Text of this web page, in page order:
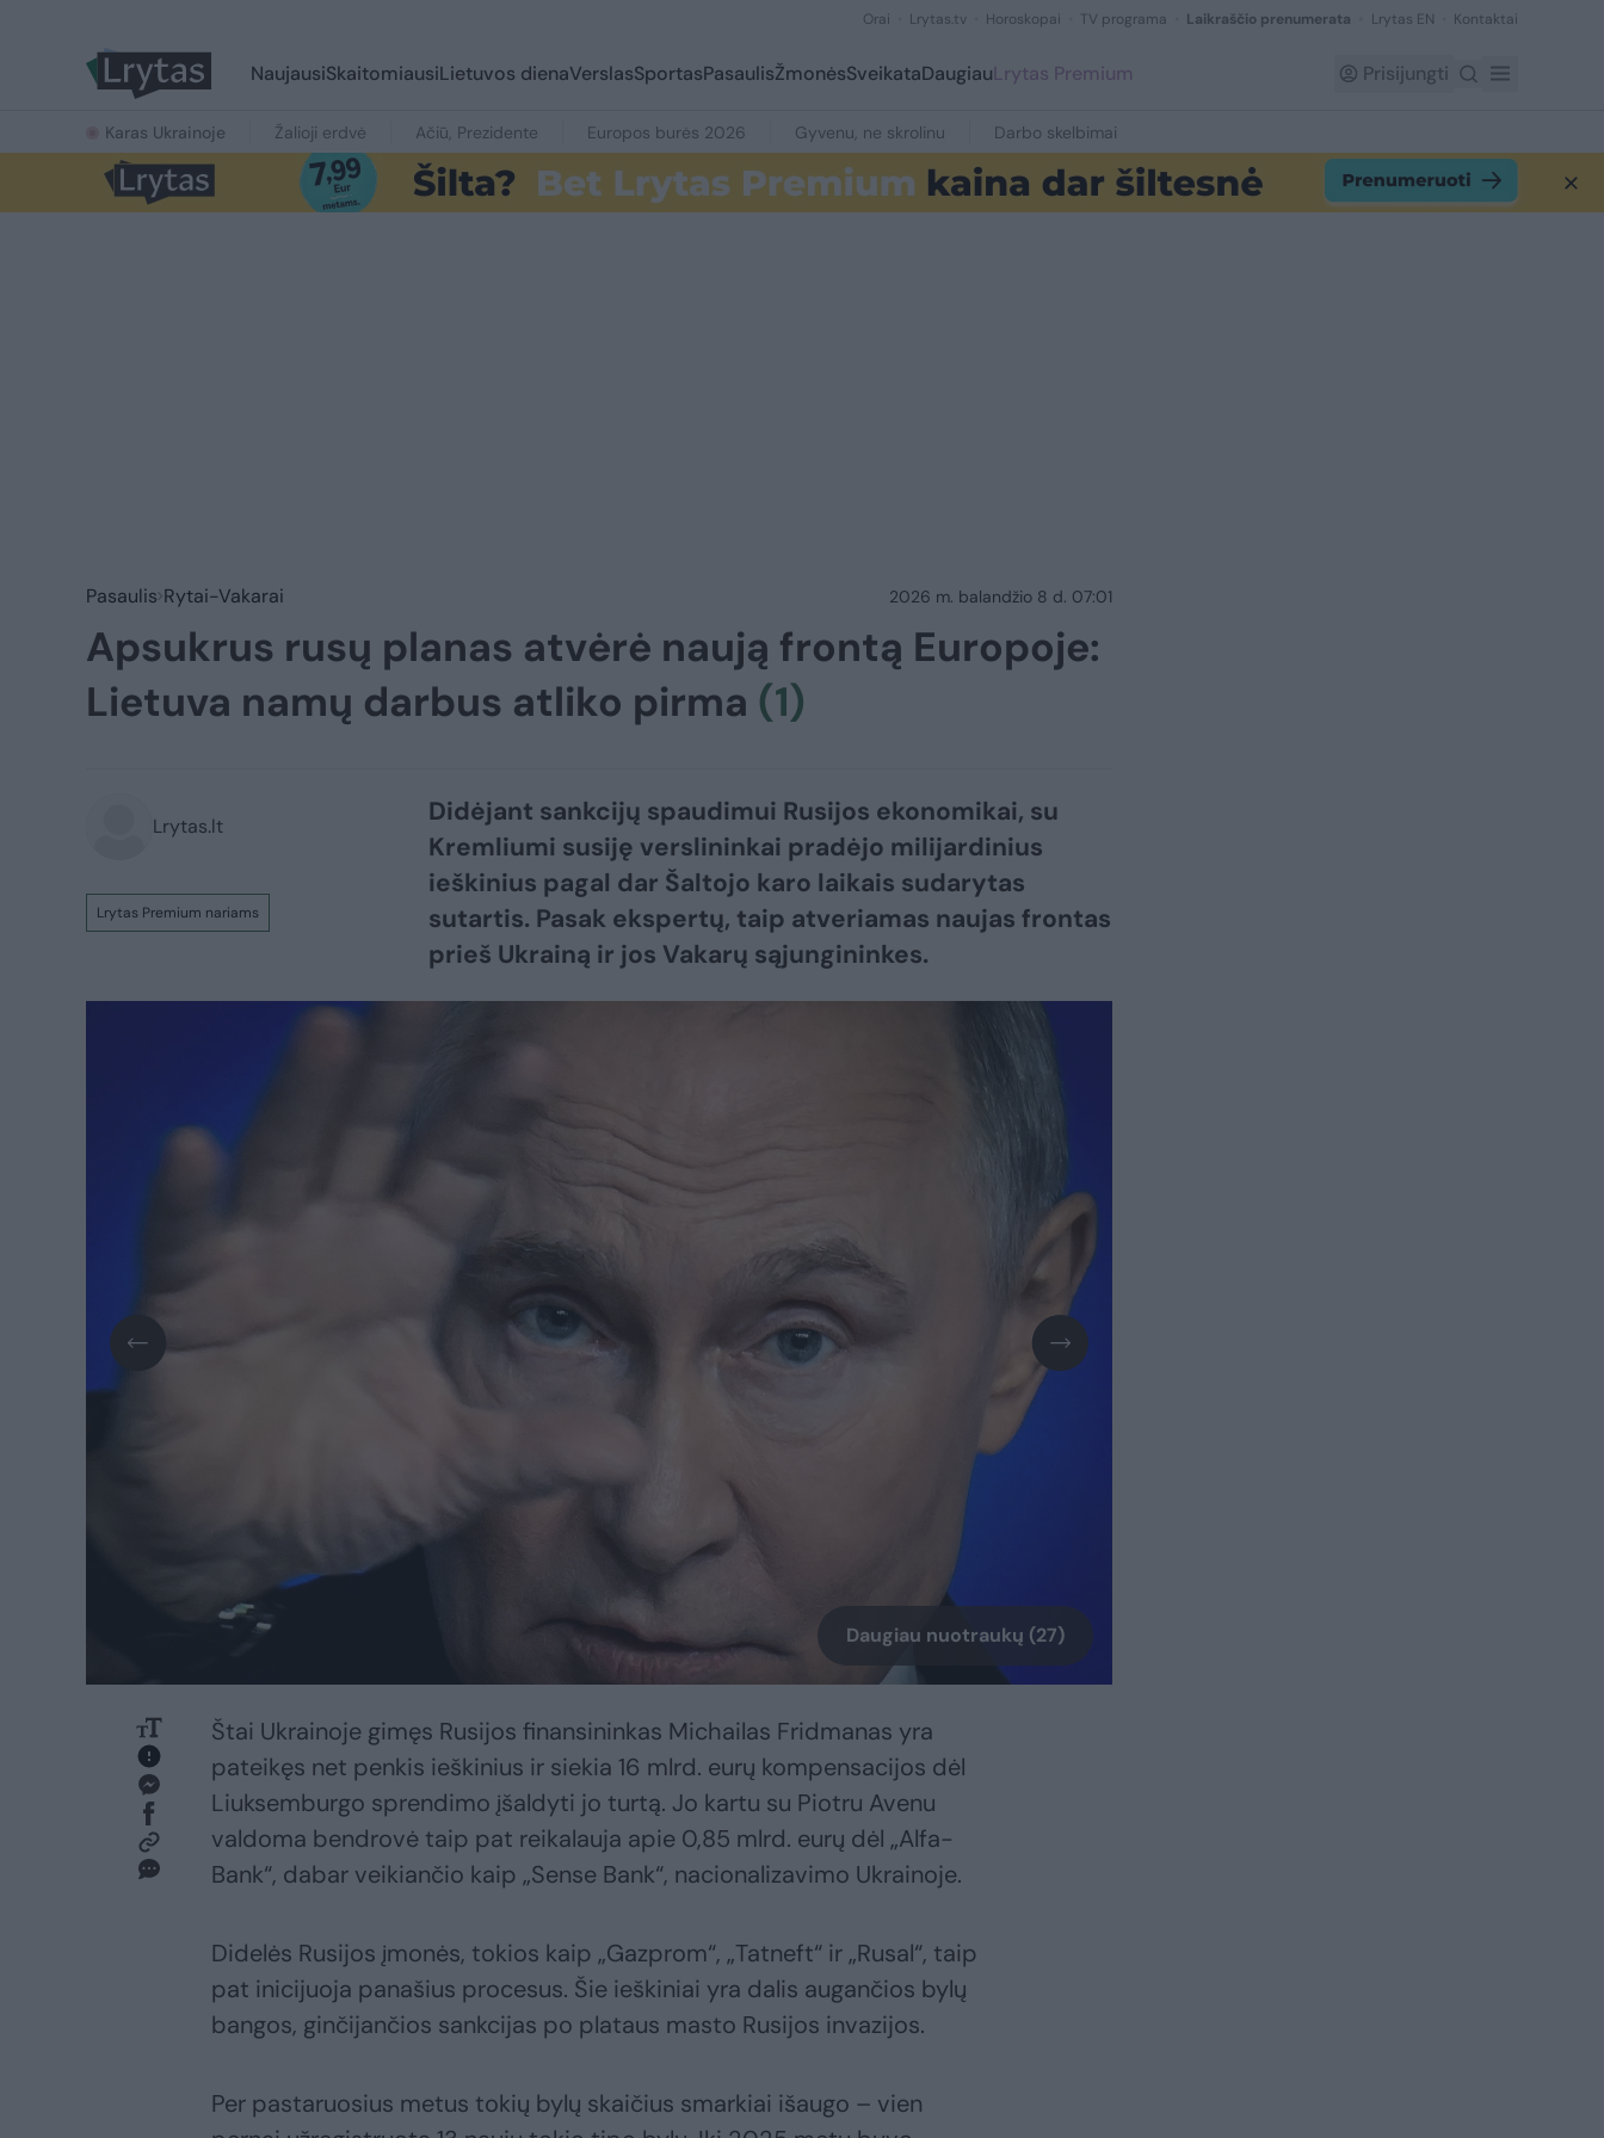
Orai Lrytas.tv Horoskopai TV programa Laikraščio prenumerata Lrytas EN Kontaktai
NaujausiSkaitomiausiLietuvos dienaVerslasSportasPasaulisŽmonėsSveikataDaugiauLrytas Premium Prisijungti
Karas Ukrainoje Žalioji erdvė Ačiū, Prezidente Europos burės 2026 Gyvenu, ne skrolinu Darbo skelbimai
Pasaulis Rytai-Vakarai 2026 m. balandžio 8 d. 07:01
Apsukrus rusų planas atvėrė naują frontą Europoje:
Lietuva namų darbus atliko pirma (1)
Lrytas.lt
Lrytas Premium nariams
Didėjant sankcijų spaudimui Rusijos ekonomikai, su
Kremliumi susiję verslininkai pradėjo milijardinius
ieškinius pagal dar Šaltojo karo laikais sudarytas
sutartis. Pasak ekspertų, taip atveriamas naujas frontas
prieš Ukrainą ir jos Vakarų sąjungininkes.
Daugiau nuotraukų (27)
Štai Ukrainoje gimęs Rusijos finansininkas Michailas Fridmanas yra
pateikęs net penkis ieškinius ir siekia 16 mlrd. eurų kompensacijos dėl
Liuksemburgo sprendimo įšaldyti jo turtą. Jo kartu su Piotru Avenu
valdoma bendrovė taip pat reikalauja apie 0,85 mlrd. eurų dėl „Alfa-
Bank“, dabar veikiančio kaip „Sense Bank“, nacionalizavimo Ukrainoje.
Didelės Rusijos įmonės, tokios kaip „Gazprom“, „Tatneft“ ir „Rusal“, taip
pat inicijuoja panašius procesus. Šie ieškiniai yra dalis augančios bylų
bangos, ginčijančios sankcijas po plataus masto Rusijos invazijos.
Per pastaruosius metus tokių bylų skaičius smarkiai išaugo – vien